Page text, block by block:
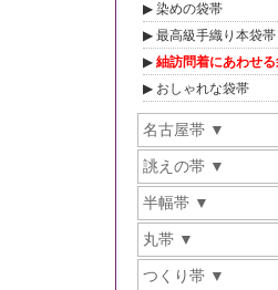
染めの袋帯
最高級手織り本袋帯
紬訪問着にあわせ
おしゃれな袋帯
名古屋帯
誂えの帯
半幅帯
丸帯
つくり帯